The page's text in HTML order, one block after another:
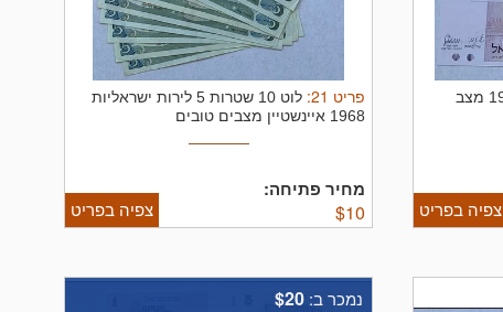
3 שטרות שקל אחד 1978 מצב
צפיה בפריט
פריט 21
:
לוט 10 שטרות 5 לירות ישראליות
1968 איינשטיין מצבים טובים
מחיר פתיחה:
$10 צפיה בפריט
נמכר ב: $20